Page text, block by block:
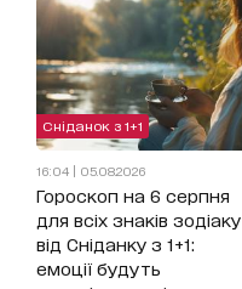
Сніданок з 1+1
16:04 | 05.08.2026
Гороскоп на 6 серпня
для всіх знаків зодіаку
від Сніданку з 1+1:
емоції будуть